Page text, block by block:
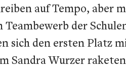
auf Tempo, aber
der
sich den ersten Platz
Sandra Wurzer